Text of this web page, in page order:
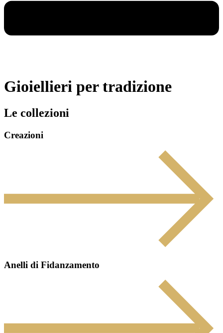
Gioiellieri per tradizione
Le collezioni
Creazioni
Anelli di Fidanzamento